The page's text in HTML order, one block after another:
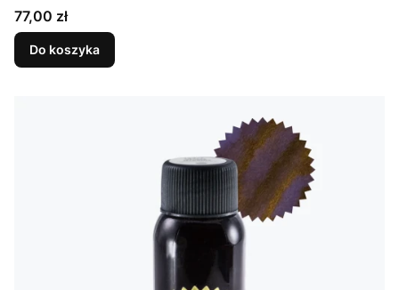
Cena
77,00 zł
Do koszyka